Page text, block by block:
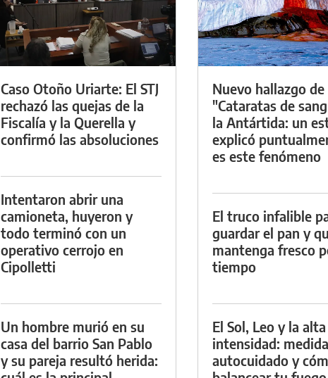
Caso Otoño Uriarte: El STJ
rechazó las quejas de la
Fiscalía y la Querella y
confirmó las absoluciones
Intentaron abrir una
camioneta, huyeron y
todo terminó con un
operativo cerrojo en
Cipolletti
Un hombre murió en su
casa del barrio San Pablo
y su pareja resultó herida:
Nuevo hallazgo de
"Cataratas de
la Antártida: un
explicó
es este fenómeno
El truco infalible
guardar el pan y
mantenga fresco
tiempo
El Sol, Leo y la alta
intensidad:
autocuidado y